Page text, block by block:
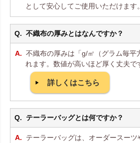
として安心してご使用いただけます。
不織布の厚みとはなんですか？
不織布の厚みは「g/㎡（グラム毎平
れます。数値が高いほど厚く丈夫で
詳しくはこちら
テーラーバッグとは何ですか？
テーラーバッグは、オーダースー